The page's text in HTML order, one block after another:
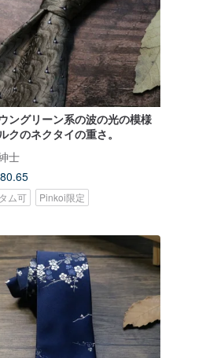
ングリーン系の波の光の模様
クのネクタイの重さ。
士
ム可 Pinkoi限定